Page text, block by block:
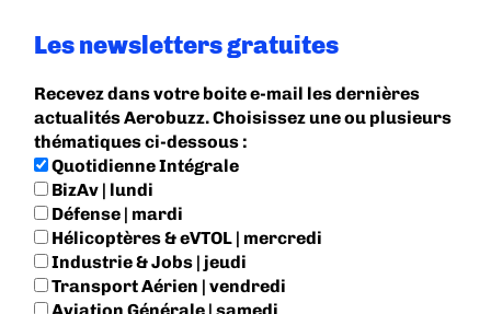
Les newsletters gratuites
Recevez dans votre boite e-mail les dernières
actualités Aerobuzz. Choisissez une ou plusieurs
thématiques ci-dessous :
Quotidienne Intégrale
BizAv | lundi
Défense | mardi
Hélicoptères & eVTOL | mercredi
Industrie & Jobs | jeudi
Transport Aérien | vendredi